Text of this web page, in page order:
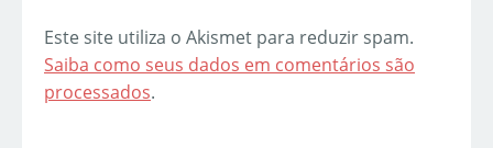
Este site utiliza o Akismet para reduzir spam.
Saiba como seus dados em comentários são
processados.